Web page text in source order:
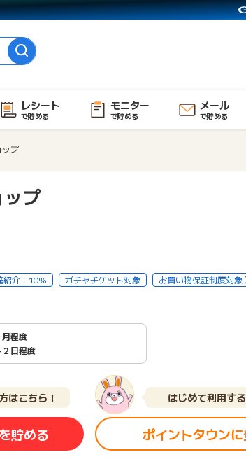
レシート
で貯める
モニター
で貯める
メール
で貯める
ップ
プ
紹介：10% ガチャチケット対象
お買い物保証制度対象
月程度
２日程度
はこちら！
貯める
はじめて利用す
ポイントタウン